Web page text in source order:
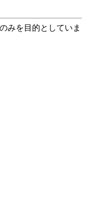
みを目的としていま